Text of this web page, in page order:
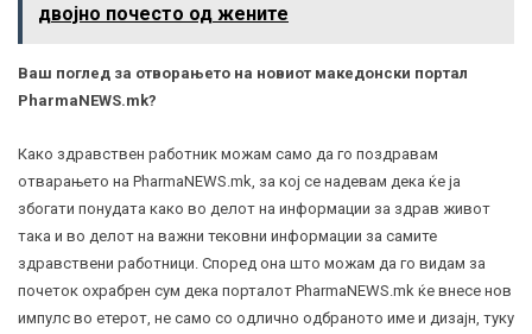
двојно почесто од жените
Ваш поглед за отворањето на новиот македонски портал
PharmaNEWS.mk?
Како здравствен работник можам само да го поздравам
отварањето на PharmaNEWS.mk, за кој се надевам дека ќе ја
збогати понудата како во делот на информации за здрав живот
така и во делот на важни тековни информации за самите
здравствени работници. Според она што можам да го видам за
почеток охрабрен сум дека порталот PharmaNEWS.mk ќе внесе нов
импулс во етерот, не само со одлично одбраното име и дизајн, туку